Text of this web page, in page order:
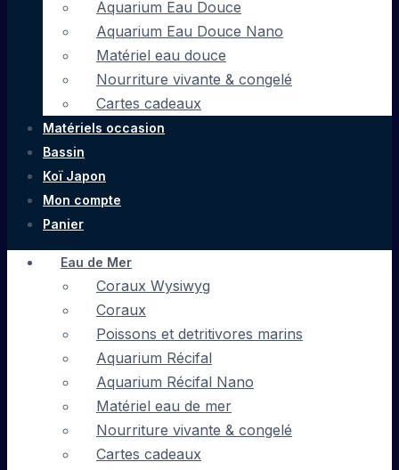
Aquarium Eau Douce
Aquarium Eau Douce Nano
Matériel eau douce
Nourriture vivante & congelé
Cartes cadeaux
Matériels occasion
Bassin
Koï Japon
Mon compte
Panier
Eau de Mer
Coraux Wysiwyg
Coraux
Poissons et detritivores marins
Aquarium Récifal
Aquarium Récifal Nano
Matériel eau de mer
Nourriture vivante & congelé
Cartes cadeaux